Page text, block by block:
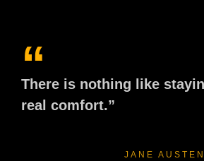
“
There is nothing like
real comfort.”
JANE AUSTEN